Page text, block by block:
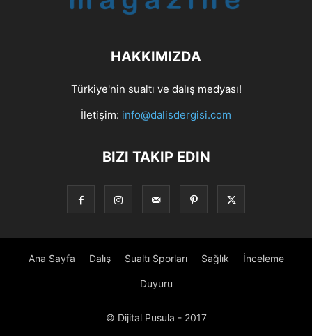
HAKKIMIZDA
Türkiye'nin sualtı ve dalış medyası!
İletişim: info@dalisdergisi.com
BIZI TAKIP EDIN
Ana Sayfa Dalış Sualtı Sporları Sağlık İnceleme
Duyuru
© Dijital Pusula - 2017